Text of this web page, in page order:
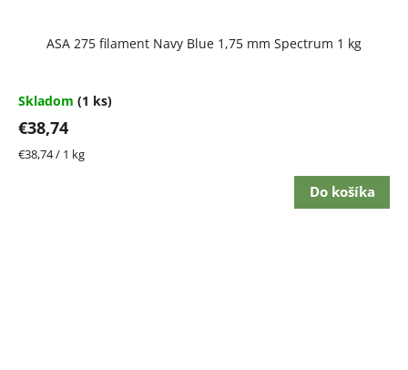
ASA 275 filament Navy Blue 1,75 mm Spectrum 1 kg
Skladom (1 ks)
€38,74
Jednotková
€38,74 / 1 kg
Do košíka